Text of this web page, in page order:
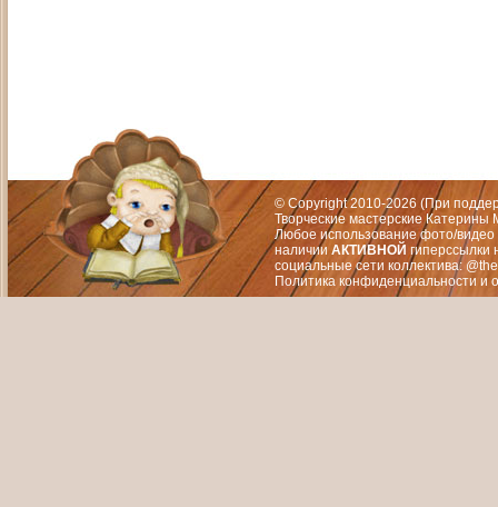
© Copyright 2010-2026 (При
Творческие мастерские
Любое использование фото/видео
наличии АКТИВНОЙ гиперссылки
социальные сети коллектива:
Политика конфиденциальности и